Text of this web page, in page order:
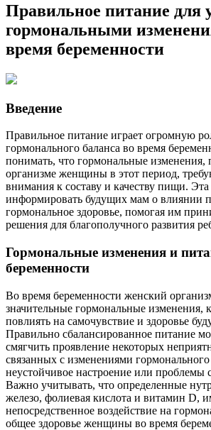
Правильное питание для
гормональными
время беременности
Введение
Правильное питание играет огромную
гормонального баланса во время
понимать, что гормональные изменения,
организме женщины в этот период,
внимания к составу и качеству пищи. Эта
информировать будущих мам о влиянии
гормональное здоровье, помогая им
решения для благополучного развития
Гормональные изменения и
беременности
Во время беременности женский
значительные гормональные изменения,
повлиять на самочувствие и здоровье
Правильно сбалансированное питание
смягчить проявление некоторых
связанных с изменениями
неустойчивое настроение или проблемы
Важно учитывать, что определенные
железо, фолиевая кислота и витамин D,
непосредственное воздействие на
общее здоровье женщины во время